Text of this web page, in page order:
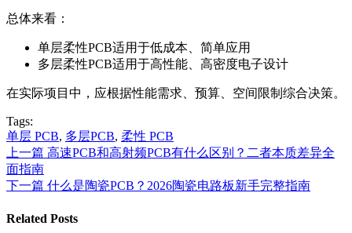
总体来看：
单层柔性PCB适用于低成本、简单应用
多层柔性PCB适用于高性能、高密度电子设计
在实际项目中，应根据性能需求、预算、空间限制综合决策。
Tags:
单层 PCB, 多层PCB, 柔性 PCB
上一篇 高速PCB和高射频PCB有什么区别？二者本质差异全
面指南
下一篇 什么是陶瓷PCB？2026陶瓷电路板新手完整指南
Related Posts